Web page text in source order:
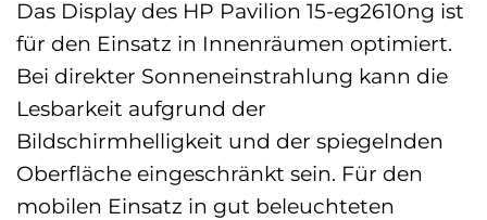
Das Display des HP Pavilion 15-eg2610ng ist
für den Einsatz in Innenräumen optimiert.
Bei direkter Sonneneinstrahlung kann die
Lesbarkeit aufgrund der
Bildschirmhelligkeit und der spiegelnden
Oberfläche eingeschränkt sein. Für den
mobilen Einsatz in gut beleuchteten